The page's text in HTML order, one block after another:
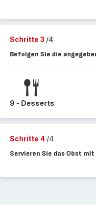
Schritte 3 /4
Befolgen Sie die
9 - Desserts
Schritte 4 /4
Servieren Sie das Obst